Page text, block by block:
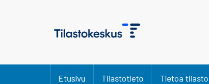
Etusivu Tilastotieto Tietoa